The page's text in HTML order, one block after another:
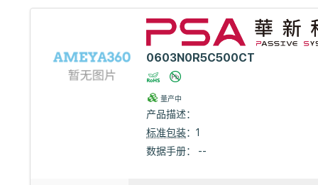
0603N0R5C500CT
量产中
产品描述：
标准包装：1
数据手册： --